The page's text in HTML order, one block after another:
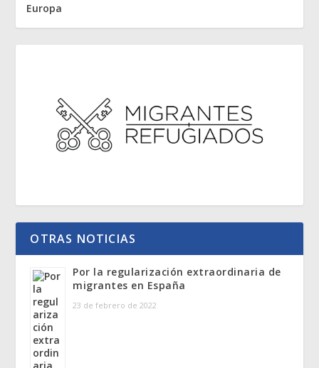
Europa
OTRAS NOTICIAS
Por la regularización extraordinaria de
migrantes en España
23 de febrero de 2022